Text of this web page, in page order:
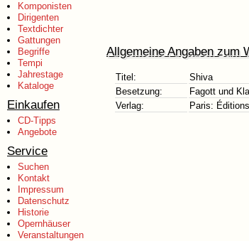
Komponisten
Dirigenten
Textdichter
Gattungen
Begriffe
Tempi
Jahrestage
Kataloge
Einkaufen
CD-Tipps
Angebote
Service
Suchen
Kontakt
Impressum
Datenschutz
Historie
Opernhäuser
Veranstaltungen
Allgemeine Angaben zum
Titel:
Shiva
Besetzung:
Fagott und
Verlag:
Paris: